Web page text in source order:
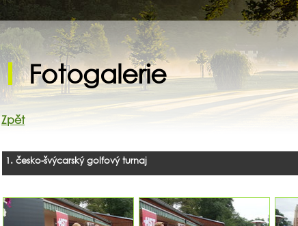
Fotogalerie
Zpět
1. česko-švýcarský golfový turnaj